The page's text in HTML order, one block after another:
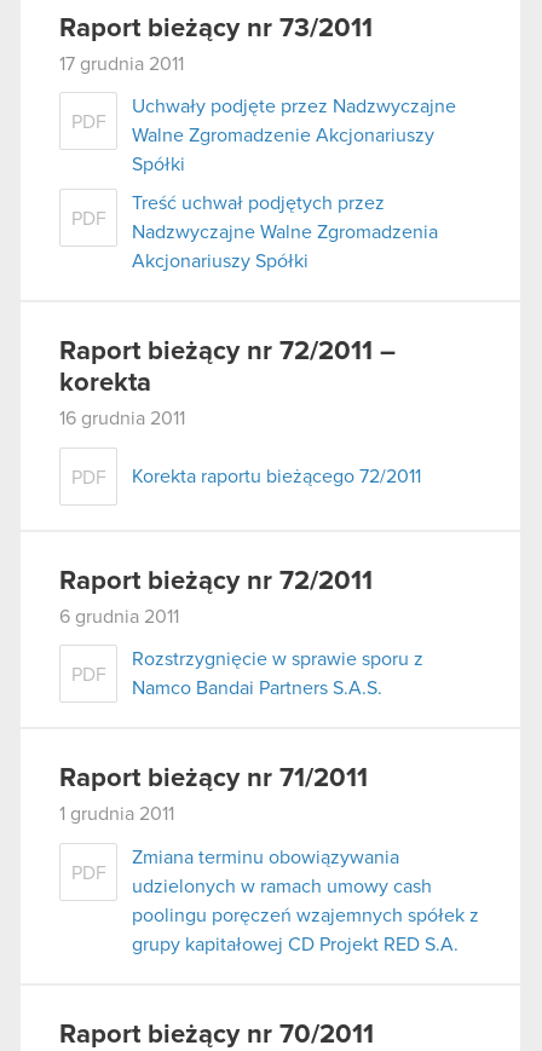
Raport bieżący nr 73/2011
17 grudnia 2011
PDF
Uchwały podjęte przez Nadzwyczajne
Walne Zgromadzenie Akcjonariuszy
Spółki
PDF
Treść uchwał podjętych przez
Nadzwyczajne Walne Zgromadzenia
Akcjonariuszy Spółki
Raport bieżący nr 72/2011 –
korekta
16 grudnia 2011
PDF Korekta raportu bieżącego 72/2011
Raport bieżący nr 72/2011
6 grudnia 2011
PDF
Rozstrzygnięcie w sprawie sporu z
Namco Bandai Partners S.A.S.
Raport bieżący nr 71/2011
1 grudnia 2011
PDF
Zmiana terminu obowiązywania
udzielonych w ramach umowy cash
poolingu poręczeń wzajemnych spółek z
grupy kapitałowej CD Projekt RED S.A.
Raport bieżący nr 70/2011